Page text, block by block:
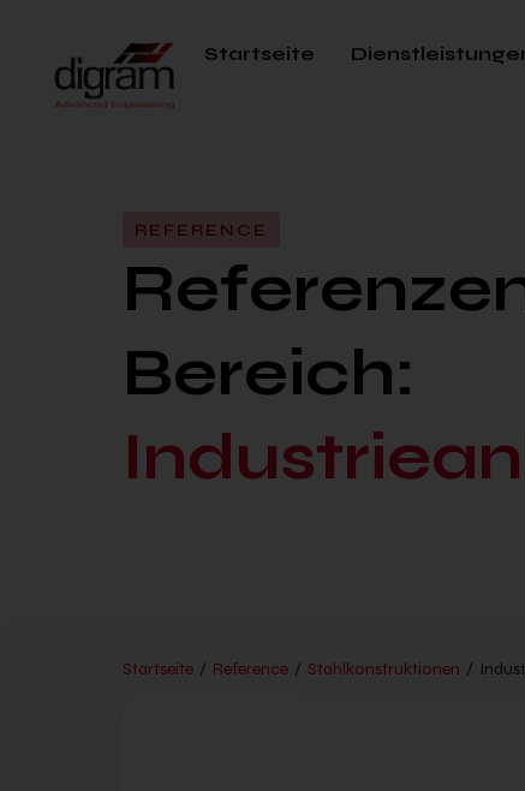
Startseite
REFERENCE
Bereich:
Startseite / Reference / Stahlkonstruktionen /